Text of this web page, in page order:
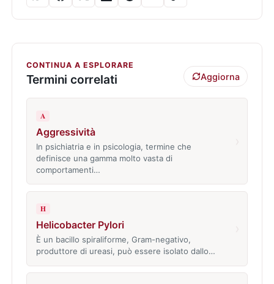
CONTINUA A ESPLORARE
Termini correlati Aggiorna
A
Aggressività
In psichiatria e in psicologia, termine che
definisce una gamma molto vasta di
comportamenti…
H
Helicobacter Pylori
È un bacillo spiraliforme, Gram-negativo,
produttore di ureasi, può essere isolato dallo…